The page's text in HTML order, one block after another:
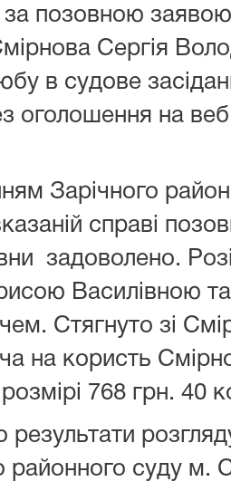
позовною
Сергія
в судове
оголошення на
Зарічного
справі
задоволено.
Василівною
Стягнуто зі
на користь
768 грн. 40
результати
районного суду